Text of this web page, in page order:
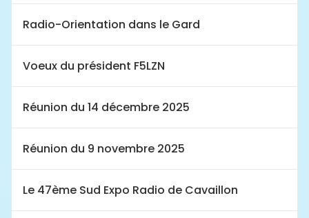
Radio-Orientation dans le Gard
Voeux du président F5LZN
Réunion du 14 décembre 2025
Réunion du 9 novembre 2025
Le 47ème Sud Expo Radio de Cavaillon